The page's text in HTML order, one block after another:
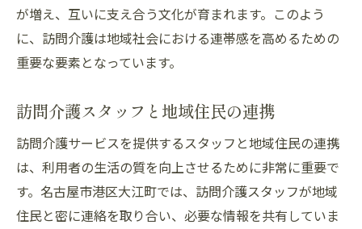
が増え、互いに支え合う文化が育まれます。このよう
に、訪問介護は地域社会における連帯感を高めるための
重要な要素となっています。
訪問介護スタッフと地域住民の連携
訪問介護サービスを提供するスタッフと地域住民の連携
は、利用者の生活の質を向上させるために非常に重要で
す。名古屋市港区大江町では、訪問介護スタッフが地域
住民と密に連絡を取り合い、必要な情報を共有していま